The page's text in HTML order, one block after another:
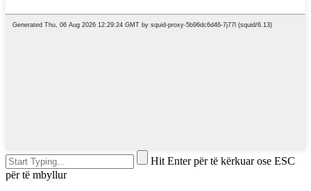
Hit Enter për të kërkuar ose ESC
për të mbyllur